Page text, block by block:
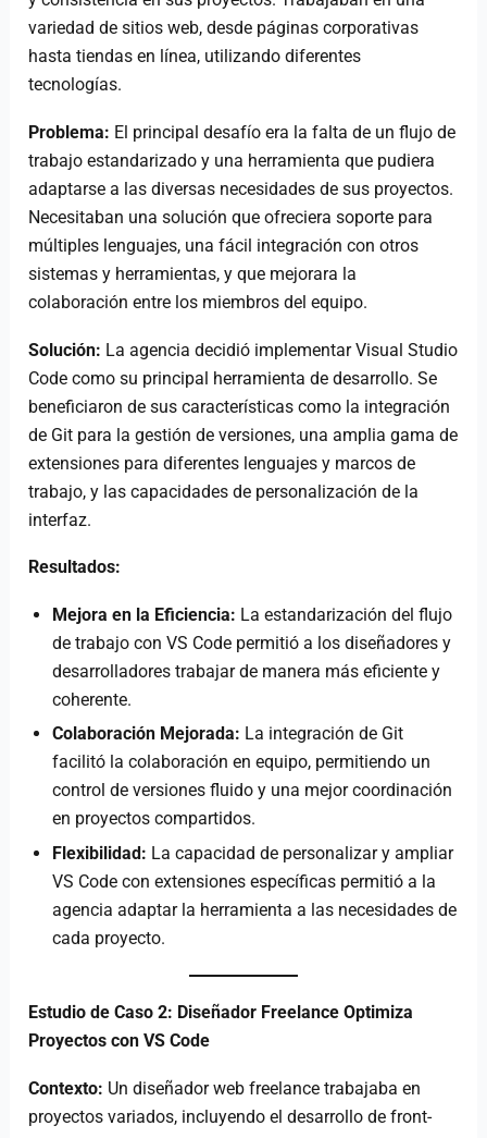
variedad de sitios web, desde páginas corporativas
hasta tiendas en línea, utilizando diferentes
tecnologías.
Problema: El principal desafío era la falta de un flujo de
trabajo estandarizado y una herramienta que pudiera
adaptarse a las diversas necesidades de sus proyectos.
Necesitaban una solución que ofreciera soporte para
múltiples lenguajes, una fácil integración con otros
sistemas y herramientas, y que mejorara la
colaboración entre los miembros del equipo.
Solución: La agencia decidió implementar Visual Studio
Code como su principal herramienta de desarrollo. Se
beneficiaron de sus características como la integración
de Git para la gestión de versiones, una amplia gama de
extensiones para diferentes lenguajes y marcos de
trabajo, y las capacidades de personalización de la
interfaz.
Resultados:
Mejora en la Eficiencia: La estandarización del flujo
de trabajo con VS Code permitió a los diseñadores y
desarrolladores trabajar de manera más eficiente y
coherente.
Colaboración Mejorada: La integración de Git
facilitó la colaboración en equipo, permitiendo un
control de versiones fluido y una mejor coordinación
en proyectos compartidos.
Flexibilidad: La capacidad de personalizar y ampliar
VS Code con extensiones específicas permitió a la
agencia adaptar la herramienta a las necesidades de
cada proyecto.
Estudio de Caso 2: Diseñador Freelance Optimiza
Proyectos con VS Code
Contexto: Un diseñador web freelance trabajaba en
proyectos variados, incluyendo el desarrollo de front-